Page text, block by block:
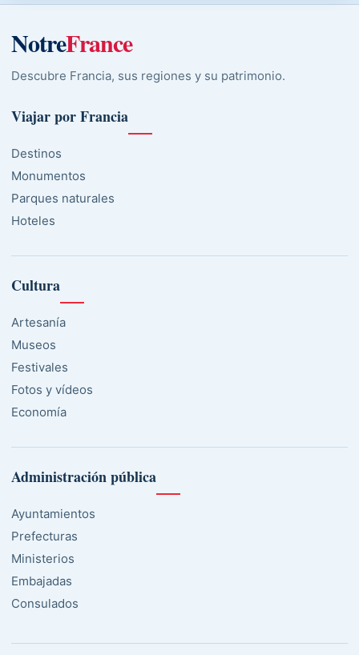
NotreFrance
Descubre Francia, sus regiones y su patrimonio.
Viajar por Francia
Destinos
Monumentos
Parques naturales
Hoteles
Cultura
Artesanía
Museos
Festivales
Fotos y vídeos
Economía
Administración pública
Ayuntamientos
Prefecturas
Ministerios
Embajadas
Consulados